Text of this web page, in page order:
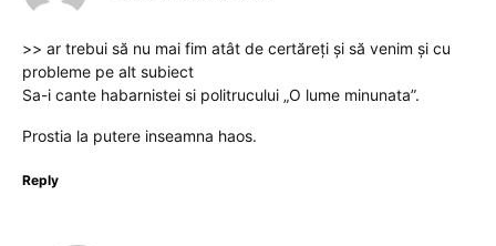
>> ar trebui să nu mai fim atât de certăreți și să venim și cu
probleme pe alt subiect
Sa-i cante habarnistei si politrucului „O lume minunata”.
Prostia la putere inseamna haos.
Reply